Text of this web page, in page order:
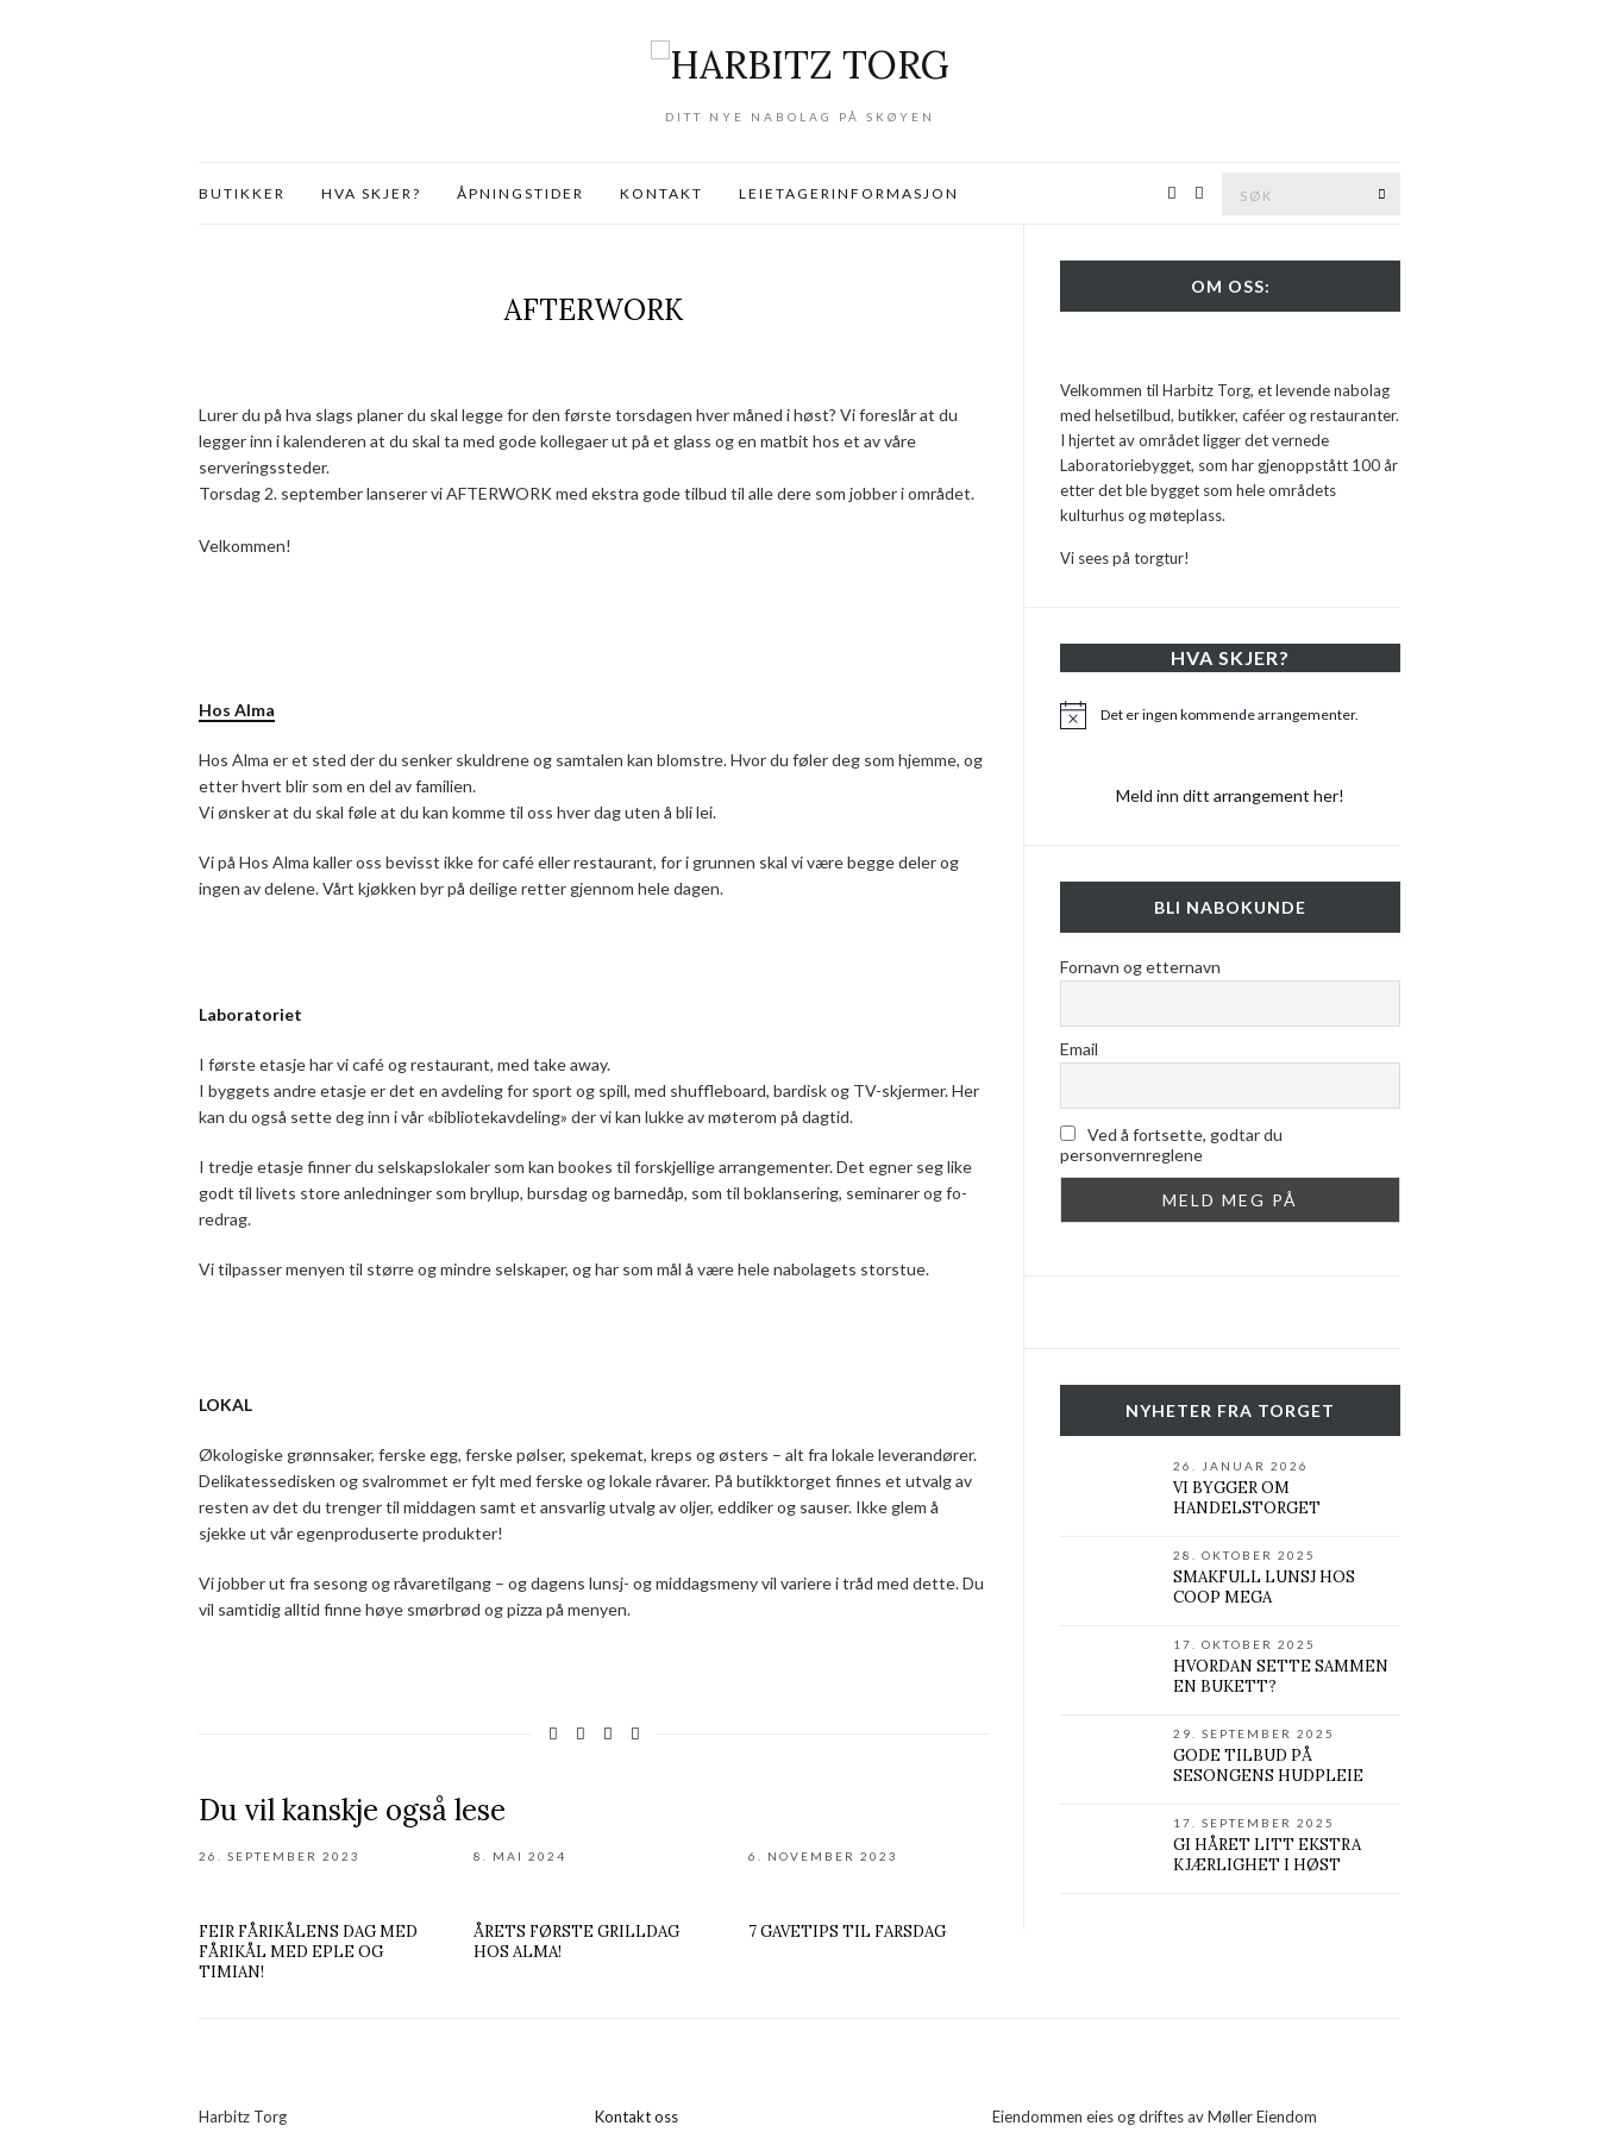
DITT NYE NABOLAG PÅ SKØYEN
BUTIKKER HVA SKJER? ÅPNINGSTIDER KONTAKT LEIETAGERINFORMASJON
AFTERWORK
Lurer du på hva slags planer du skal legge for den første torsdagen hver måned i høst? Vi foreslår at du
legger inn i kalenderen at du skal ta med gode kollegaer ut på et glass og en matbit hos et av våre
serveringssteder.
Torsdag 2. september lanserer vi AFTERWORK med ekstra gode tilbud til alle dere som jobber i området.
Velkommen!
Hos Alma
Hos Alma er et sted der du senker skuldrene og samtalen kan blomstre. Hvor du føler deg som hjemme, og
etter hvert blir som en del av familien.
Vi ønsker at du skal føle at du kan komme til oss hver dag uten å bli lei.
Vi på Hos Alma kaller oss bevisst ikke for café eller restaurant, for i grunnen skal vi være begge deler og
ingen av delene. Vårt kjøkken byr på deilige retter gjennom hele dagen.
Laboratoriet
I første etasje har vi café og restaurant, med take away.
I byggets andre etasje er det en avdeling for sport og spill, med shuffleboard, bardisk og TV-skjermer. Her
kan du også sette deg inn i vår «bibliotekavdeling» der vi kan lukke av møterom på dagtid.
I tredje etasje finner du selskapslokaler som kan bookes til forskjellige arrangementer. Det egner seg like
godt til livets store anledninger som bryllup, bursdag og barnedåp, som til boklansering, seminarer og fo­
redrag.
Vi tilpasser menyen til større og mindre selskaper, og har som mål å være hele nabolagets storstue.
LOKAL
Økologiske grønnsaker, ferske egg, ferske pølser, spekemat, kreps og østers – alt fra lokale leverandører.
Delikatessedisken og svalrommet er fylt med ferske og lokale råvarer. På butikktorget finnes et utvalg av
resten av det du trenger til middagen samt et ansvarlig utvalg av oljer, eddiker og sauser. Ikke glem å
sjekke ut vår egenproduserte produkter!
Vi jobber ut fra sesong og råvaretilgang – og dagens lunsj- og middagsmeny vil variere i tråd med dette. Du
vil samtidig alltid finne høye smørbrød og pizza på menyen.
Du vil kanskje også lese
26. SEPTEMBER 2023
FEIR FÅRIKÅLENS DAG MED
FÅRIKÅL MED EPLE OG
TIMIAN!
8. MAI 2024
ÅRETS FØRSTE GRILLDAG
HOS ALMA!
6. NOVEMBER 2023
7 GAVETIPS TIL FARSDAG
OM OSS:
Velkommen til Harbitz Torg, et levende nabolag
med helsetilbud, butikker, caféer og restauranter.
I hjertet av området ligger det vernede
Laboratoriebygget, som har gjenoppstått 100 år
etter det ble bygget som hele områdets
kulturhus og møteplass.
Vi sees på torgtur!
HVA SKJER?
MerknadDet er ingen kommende arrangementer.
Meld inn ditt arrangement her!
BLI NABOKUNDE
Fornavn og etternavn
Email
Ved å fortsette, godtar du
personvernreglene
NYHETER FRA TORGET
26. JANUAR 2026
VI BYGGER OM
HANDELSTORGET
28. OKTOBER 2025
SMAKFULL LUNSJ HOS
COOP MEGA
17. OKTOBER 2025
HVORDAN SETTE SAMMEN
EN BUKETT?
29. SEPTEMBER 2025
GODE TILBUD PÅ
SESONGENS HUDPLEIE
17. SEPTEMBER 2025
GI HÅRET LITT EKSTRA
KJÆRLIGHET I HØST
Harbitz Torg
Kontakt oss
Eiendommen eies og driftes av Møller Eiendom